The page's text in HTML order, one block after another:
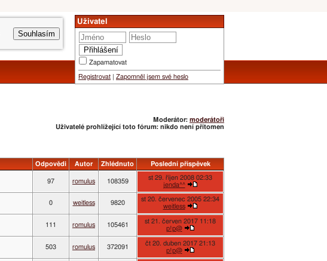
Souhlasím
Uživatel
Zapamatovat
Registrovat Zapomněl jsem své heslo
Moderátor: moderátoři
Uživatelé prohlížející toto fórum: nikdo není přítomen
Odpovědi Autor Zhlédnuto Poslední příspěvek
97 romulus 108359
st 29. říjen 2008 02:33
jenda^^
0 weitless 9820
st 20. červenec 2005 22:34
weitless
111 romulus 105461
st 21. červen 2017 11:18
p!p@
503 romulus 372091
čt 20. duben 2017 21:13
p!p@